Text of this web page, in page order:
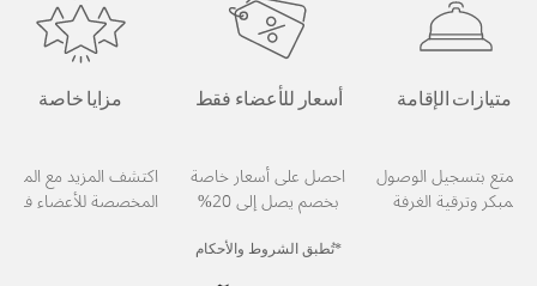
امتيازات الإقامة
استمتع بتسجيل الوصول
المبكر وترقية الغرفة
أسعار للأعضاء فقط
احصل على أسعار خاصة
بخصم يصل إلى 20%
مزايا خاصة
اكتشف المزيد مع المزايا
المخصصة للأعضاء فقط
*تُطبق الشروط والأحكام